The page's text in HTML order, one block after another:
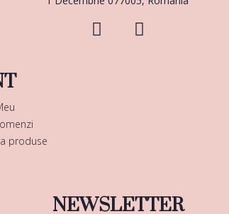
produse
NEWSLETTER